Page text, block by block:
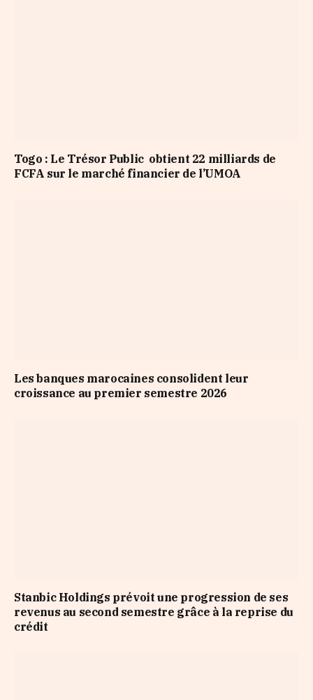
Togo : Le Trésor Public obtient 22 milliards de
FCFA sur le marché financier de l’UMOA
Les banques marocaines consolident leur
croissance au premier semestre 2026
Stanbic Holdings prévoit une progression de ses
revenus au second semestre grâce à la reprise du
crédit